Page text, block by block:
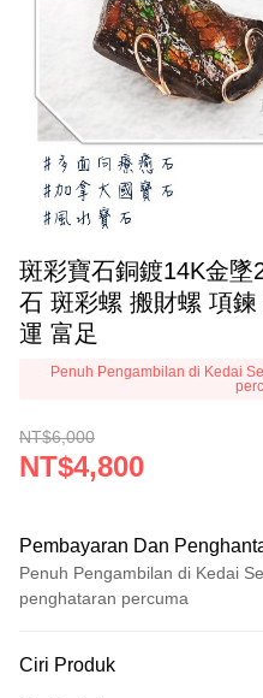
斑彩寶石銅鍍14K金
石 斑彩螺 搬財螺 項
運 富足
Penuh Pengambilan di Kedai
NT$6,000
NT$4,800
Pembayaran Dan
Penuh Pengambilan di Kedai
penghataran percuma
Kad Kredit (Bayaran Penuh)
Ciri Produk